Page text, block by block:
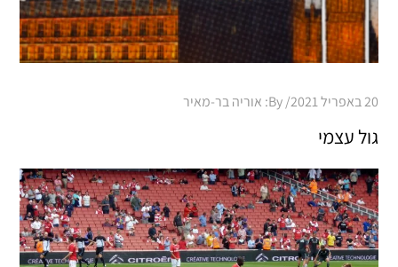
Posted
20 באפריל 2021 By: אוריה בר-מאיר
גול עצמי